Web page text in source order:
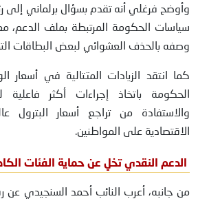
وأوضح فرغلي أنه تقدم بسؤال برلماني إلى
سياسات الحكومة المرتبطة بملف الدعم،
وصفه بالحذف العشوائي لبعض البطاقات
كما انتقد الزيادات المتتالية في أسعار
الحكومة باتخاذ إجراءات أكثر فاعلية
والاستفادة من تراجع أسعار البترول
الاقتصادية على المواطنين.
الدعم النقدي تخلٍ عن حماية الفئات
من جانبه، أعرب النائب أحمد السنجيدي عن